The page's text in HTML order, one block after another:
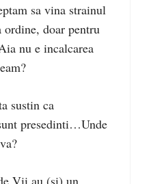
sa vina strainul
ordine, doar pentru
nu e incalcarea
sustin ca
presedinti…Unde